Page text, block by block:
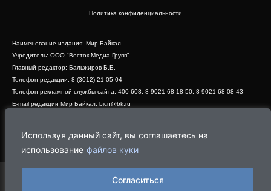
Используя данный сайт, вы соглашаетесь на
использование файлов куки
Согласиться
Политика конфиденциальности
Наименование издания: Мир-Байкал
Учредитель: ООО "Восток Медиа Групп"
Главный редактор: Бальжиров Б.Б.
Телефон редакции: 8 (3012) 21-05-04
Телефон рекламной службы сайта: 400-608, 8-9021-68-18-50, 8-9021-68-08-43
E-mail редакции Мир Байкал: bicn@bk.ru
Адрес редакции: 670000, г. Улан-Удэ, ул. Профсоюзная, дом 44, офис 1